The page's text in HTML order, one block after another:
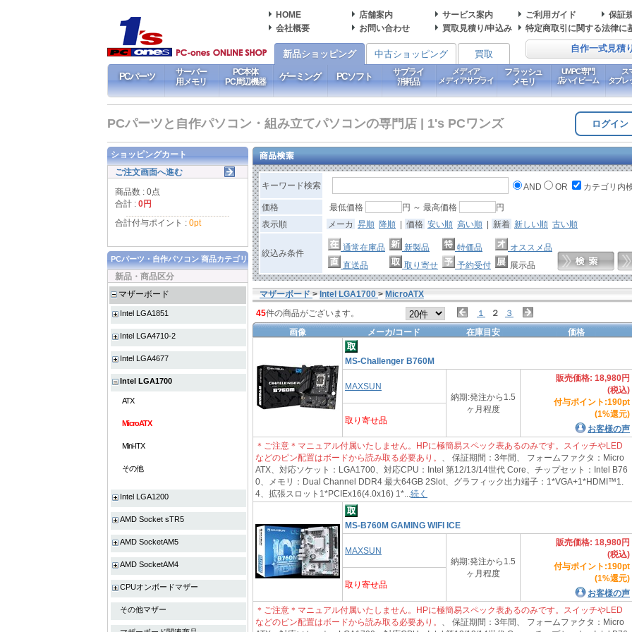
HOME 店舗案内 サービス案内 ご利用ガイド
保証
会社概要
お問い合わせ 買取見積り/申込み 特定商取引に関する法律に
自作一式見積
新品ショッピング 中古ショッピング 買取
PCパーツ
サーバー
用メモリ
PC本体
PC周辺機器
ゲーミング PCソフト
サプライ
消耗品
メディア
メディアサプライ
フラッシュ
メモリ
UMPC専門
店ハイビーム
ス
タブレ
PCパーツと自作パソコン・組み立てパソコンの専門店 | 1's PCワンズ ログイン
キーワード検索 AND OR カテゴリ内
価格 最低価格 円 ～ 最高価格
円
表示順
メーカ 昇順 降順 | 価格 安い順 高い順 | 新着 新しい順 古い順
絞込み条件
通常在庫品 新製品 特価品
オススメ品
直送品
取り寄せ 予約受付 展示品
マザーボード > Intel LGA1700 > MicroATX
45件の商品がございます。 １ ２ ３
画像 メーカ/コード 在庫目安 価格
MS-Challenger B760M
MAXSUN
納期:発注から1.5
ヶ月程度
販売価格: 18,980円
(税込)
付与ポイント:190pt
(1%還元)
お客様の声
取り寄せ品
＊ご注意＊マニュアル付属いたしません。HPに極簡易スペック表あるのみです。スイッチやLED
などのピン配置はボードから読み取る必要あり。
、 保証期間：3年間、 フォームファクタ：Micro
ATX、対応ソケット：LGA1700、対応CPU：Intel 第12/13/14世代 Core、チップセット：Intel B76
0、メモリ：Dual Channel DDR4 最大64GB 2Slot、グラフィック出力端子：1*VGA+1*HDMI™1.
4、拡張スロット1*PCIEx16(4.0x16) 1*... 続く
MS-B760M GAMING WIFI ICE
MAXSUN
納期:発注から1.5
ヶ月程度
販売価格: 18,980円
(税込)
付与ポイント:190pt
(1%還元)
お客様の声
取り寄せ品
＊ご注意＊マニュアル付属いたしません。HPに極簡易スペック表あるのみです。スイッチやLED
などのピン配置はボードから読み取る必要あり。
、 保証期間：3年間、 フォームファクタ：Micro
ショッピングカート
ご注文画面へ進む
商品数 : 0点
合計 : 0円
合計付与ポイント : 0pt
PCパーツ・自作パソコン 商品カテゴリ
新品・商品区分
マザーボード
Intel LGA1851
Intel LGA4710-2
Intel LGA4677
Intel LGA1700
ATX
MicroATX
Mini-ITX
その他
Intel LGA1200
AMD Socket sTR5
AMD SocketAM5
AMD SocketAM4
CPUオンボードマザー
その他マザー